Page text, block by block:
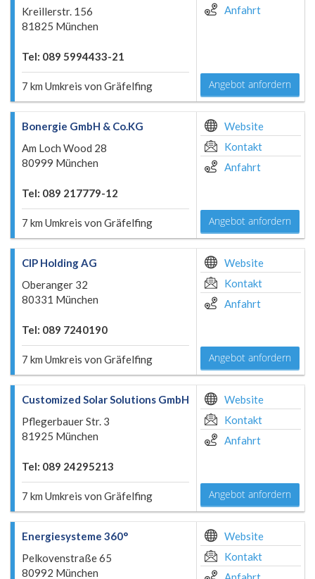
Kreillerstr. 156
81825 München
Tel: 089 5994433-21
7 km Umkreis von Gräfelfing
Anfahrt
Angebot anfordern
Bonergie GmbH & Co.KG
Am Loch Wood 28
80999 München
Tel: 089 217779-12
7 km Umkreis von Gräfelfing
Website
Kontakt
Anfahrt
Angebot anfordern
CIP Holding AG
Oberanger 32
80331 München
Tel: 089 7240190
7 km Umkreis von Gräfelfing
Website
Kontakt
Anfahrt
Angebot anfordern
Customized Solar Solutions GmbH
Pflegerbauer Str. 3
81925 München
Tel: 089 24295213
7 km Umkreis von Gräfelfing
Website
Kontakt
Anfahrt
Angebot anfordern
Energiesysteme 360°
Pelkovenstraße 65
80992 München
Website
Kontakt